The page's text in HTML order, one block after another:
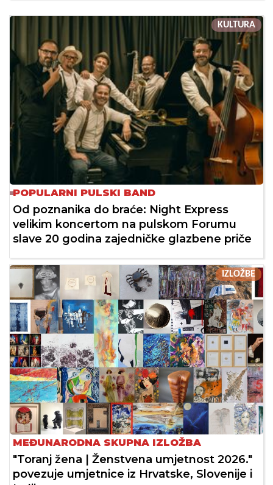
KULTURA
POPULARNI PULSKI BAND
Od poznanika do braće: Night Express
velikim koncertom na pulskom Forumu
slave 20 godina zajedničke glazbene priče
IZLOŽBE
MEĐUNARODNA SKUPNA IZLOŽBA
"Toranj žena | Ženstvena umjetnost 2026."
povezuje umjetnice iz Hrvatske, Slovenije i